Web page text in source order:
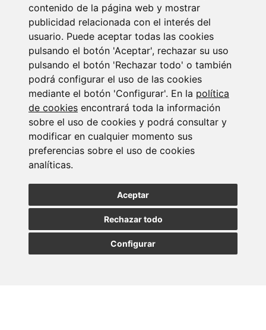
contenido de la página web y mostrar
publicidad relacionada con el interés del
usuario. Puede aceptar todas las cookies
pulsando el botón 'Aceptar', rechazar su uso
pulsando el botón 'Rechazar todo' o también
podrá configurar el uso de las cookies
mediante el botón 'Configurar'. En la política
de cookies encontrará toda la información
sobre el uso de cookies y podrá consultar y
modificar en cualquier momento sus
preferencias sobre el uso de cookies
analíticas.
Aceptar
Rechazar todo
Configurar
Newsletter Insolvencias y Situaciones Especiales
14/07/2026
Suscribirse a la
newsletter
Entérate de nuestras últimas noticias
SUSCRIBIRSE